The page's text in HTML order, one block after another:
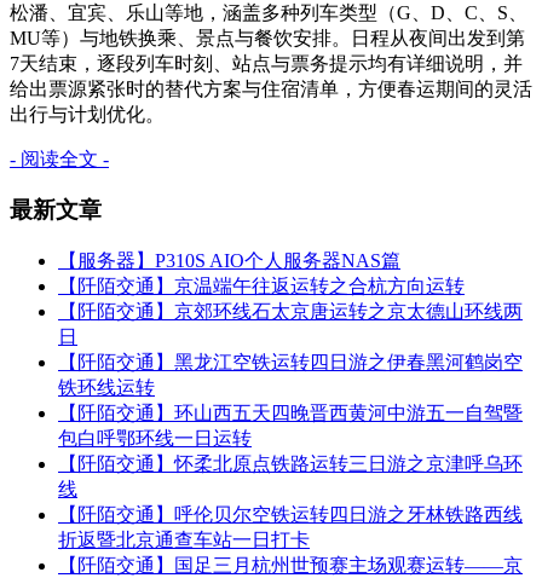
松潘、宜宾、乐山等地，涵盖多种列车类型（G、D、C、S、
MU等）与地铁换乘、景点与餐饮安排。日程从夜间出发到第
7天结束，逐段列车时刻、站点与票务提示均有详细说明，并
给出票源紧张时的替代方案与住宿清单，方便春运期间的灵活
出行与计划优化。
- 阅读全文 -
最新文章
【服务器】P310S AIO个人服务器NAS篇
【阡陌交通】京温端午往返运转之合杭方向运转
【阡陌交通】京郊环线石太京唐运转之京太德山环线两
日
【阡陌交通】黑龙江空铁运转四日游之伊春黑河鹤岗空
铁环线运转
【阡陌交通】环山西五天四晚晋西黄河中游五一自驾暨
包白呼鄂环线一日运转
【阡陌交通】怀柔北原点铁路运转三日游之京津呼乌环
线
【阡陌交通】呼伦贝尔空铁运转四日游之牙林铁路西线
折返暨北京通查车站一日打卡
【阡陌交通】国足三月杭州世预赛主场观赛运转——京